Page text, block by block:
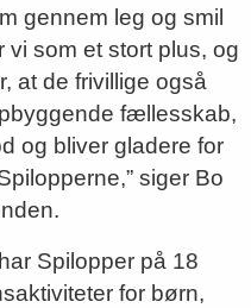
gennem leg og smil
vi som et stort plus, og
at de frivillige også
fællesskab,
og bliver gladere for
siger Bo
Spilopper på 18
for børn,